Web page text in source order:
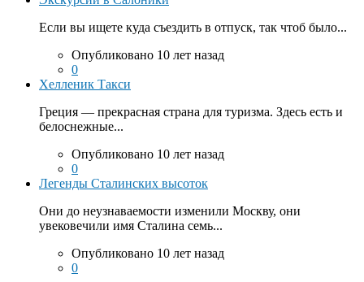
Если вы ищете куда съездить в отпуск, так чтоб было...
Опубликовано 10 лет назад
0
Хелленик Такси
Греция — прекрасная страна для туризма. Здесь есть и
белоснежные...
Опубликовано 10 лет назад
0
Легенды Сталинских высоток
Они до неузнаваемости изменили Москву, они
увековечили имя Сталина семь...
Опубликовано 10 лет назад
0